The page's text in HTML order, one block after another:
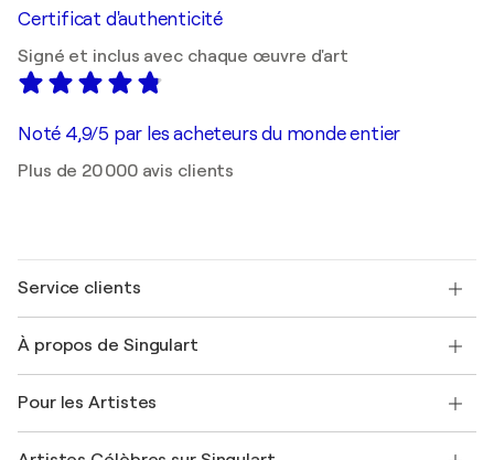
Certificat d'authenticité
Signé et inclus avec chaque œuvre d'art
Noté 4,9/5 par les acheteurs du monde entier
Plus de 20 000 avis clients
Service clients
Expédition
Offrir une carte cadeau
Rejoignez notre programme commercial
Mon compte
À propos de Singulart
FAQ
Pour les Artistes